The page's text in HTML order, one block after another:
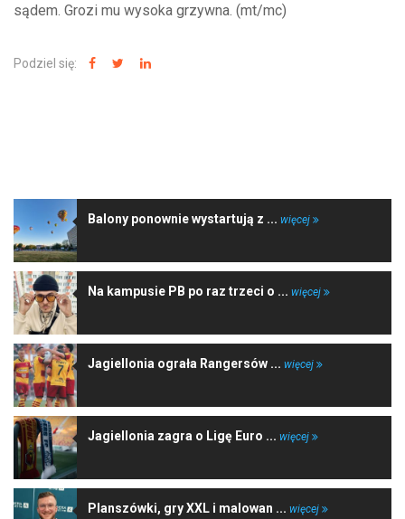
sądem. Grozi mu wysoka grzywna. (mt/mc)
Podziel się:
Balony ponownie wystartują z ... więcej
Na kampusie PB po raz trzeci o ... więcej
Jagiellonia ograła Rangersów ... więcej
Jagiellonia zagra o Ligę Euro ... więcej
Planszówki, gry XXL i malowan ... więcej